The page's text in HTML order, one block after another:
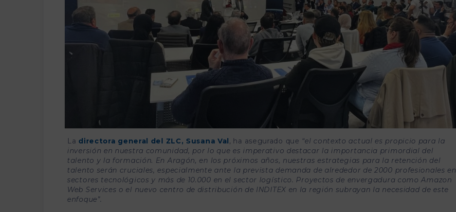
La directora general del ZLC, Susana Val , ha asegurado que “el contexto actual es propicio para la
inversión en nuestra comunidad, por lo que es imperativo destacar la importancia primordial del
talento y la formación. En Aragón, en los próximos años, nuestras estrategias para la retención del
talento serán cruciales, especialmente ante la prevista demanda de alrededor de 2000 profesionales en
sectores tecnológicos y más de 10.000 en el sector logístico. Proyectos de envergadura como Amazon
Web Services o el nuevo centro de distribución de INDITEX en la región subrayan la necesidad de este
enfoque”.